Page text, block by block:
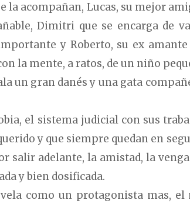
la acompañan, Lucas, su mejor
Dimitri que se encarga de
y Roberto, su ex amante
la mente, a ratos, de un niño
un gran danés y una gata
el sistema judicial con sus
y que siempre quedan en
salir adelante, la amistad, la
y bien dosificada.
como un protagonista mas, el